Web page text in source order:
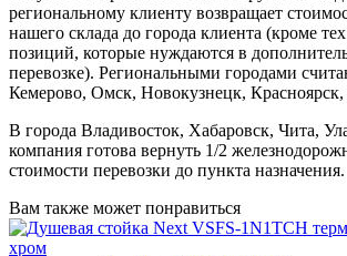
региональному клиенту возвращает
нашего склада до города клиента (кроме
позиций, которые нуждаются в
перевозке). Региональными городами
Кемерово, Омск, Новокузнецк,
В города Владивосток, Хабаровск, Чита,
компания готова вернуть 1/2
стоимости перевозки до пункта назначения.
Вам также может понравиться